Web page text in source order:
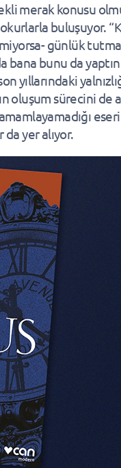
merak konusu
buluşuyor.
günlük
bana bunu da
yıllarındaki
oluşum sürecini de
eseri
yer alıyor.